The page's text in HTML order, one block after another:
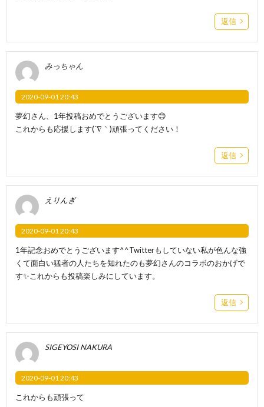
返信
みっちゃん
2020-09-01 20:43
夢幻さん、1年投稿おめでとうございます😊
これからも応援します(´∇｀)頑張ってください！
返信
えりんぎ
2020-09-01 20:43
1年記念おめでとうございます^^Twitterもしていない私が色んな強
くて面白い猛者の人たちを知れたのも夢幻さんのコラボのおかげで
す✨これからも投稿楽しみにしています。
返信
SIGEYOSI NAKURA
2020-09-01 20:43
これからも頑張って